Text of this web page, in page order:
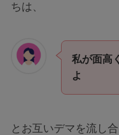
ちは、
私が面高
よ
とお互いデマを流し